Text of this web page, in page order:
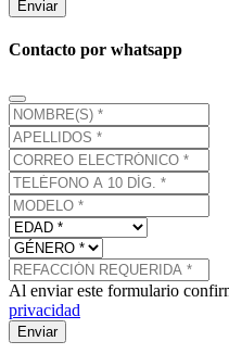
Enviar
Contacto por whatsapp
Al enviar este formulario
privacidad
Enviar